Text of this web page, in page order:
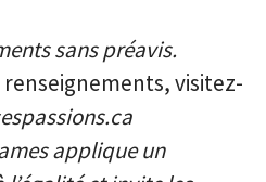
sans préavis.
visitez-
applique un